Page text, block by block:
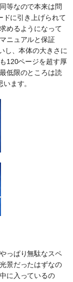
等なので本来は問
ドに引き上げられて
めるようになって
ニュアルと保証
し、本体の大きさに
120ページを超す厚
低限のところは読
ます。
っぱり無駄なスペ
景だったはずなの
に入っているの